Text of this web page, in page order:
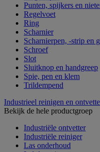
Punten, spijkers en
Regelvoet
Ring
Scharnier
Scharnierpen, -strip en
Schroef
Slot
Sluitknop en handgreep
Spie, pen en klem
Trildempend
Industrieel reinigen en
Bekijk de hele productgroep
Industriële ontvetter
Industriële reiniger
Las onderhoud